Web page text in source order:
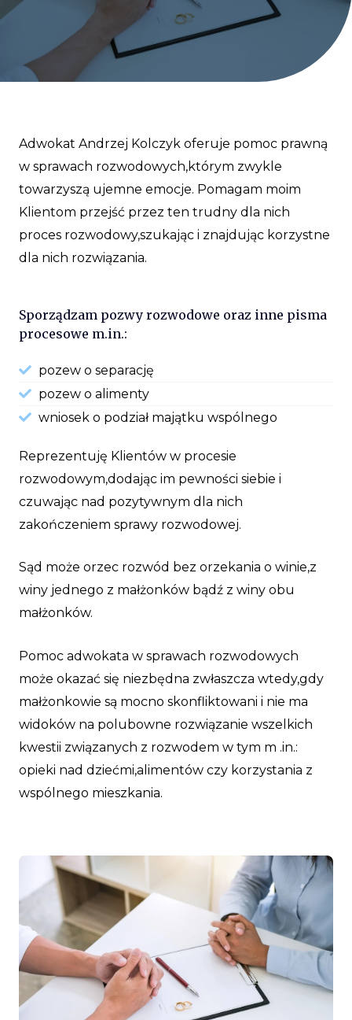
Adwokat Andrzej Kolczyk oferuje pomoc prawną
w sprawach rozwodowych,którym zwykle
towarzyszą ujemne emocje. Pomagam moim
Klientom przejść przez ten trudny dla nich
proces rozwodowy,szukając i znajdując korzystne
dla nich rozwiązania.
Sporządzam pozwy rozwodowe oraz inne pisma
procesowe m.in.:
pozew o separację
pozew o alimenty
wniosek o podział majątku wspólnego
Reprezentuję Klientów w procesie
rozwodowym,dodając im pewności siebie i
czuwając nad pozytywnym dla nich
zakończeniem sprawy rozwodowej.
Sąd może orzec rozwód bez orzekania o winie,z
winy jednego z małżonków bądź z winy obu
małżonków.
Pomoc adwokata w sprawach rozwodowych
może okazać się niezbędna zwłaszcza wtedy,gdy
małżonkowie są mocno skonfliktowani i nie ma
widoków na polubowne rozwiązanie wszelkich
kwestii związanych z rozwodem w tym m .in.:
opieki nad dziećmi,alimentów czy korzystania z
wspólnego mieszkania.